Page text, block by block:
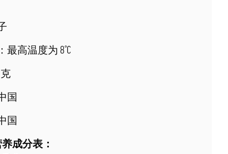
：最高温度为 8°C
克
国
国
养成分表：